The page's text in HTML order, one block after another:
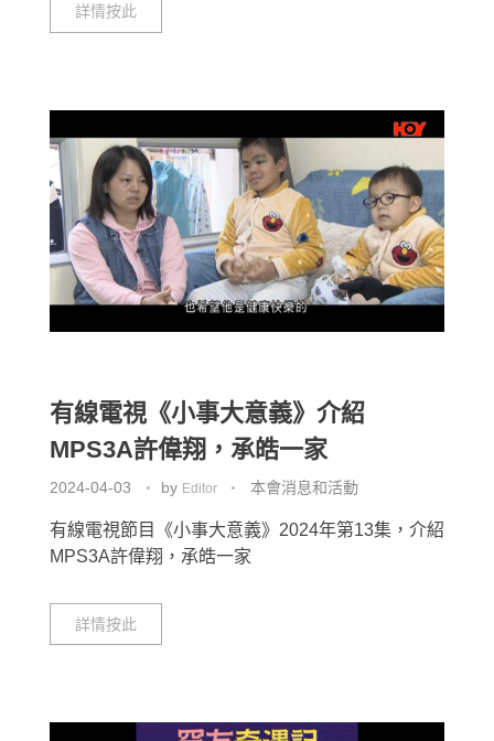
詳情按此
有線電視《小事大意義》介紹
MPS3A許偉翔，承皓一家
2024-04-03 by Editor 本會消息和活動
有線電視節目《小事大意義》2024年第13集，介紹
MPS3A許偉翔，承皓一家
詳情按此